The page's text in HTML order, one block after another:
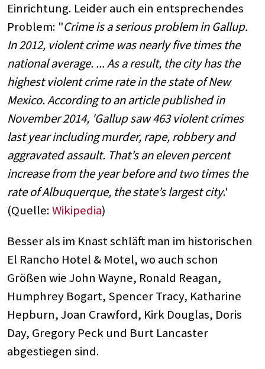
Einrichtung. Leider auch ein entsprechendes
Problem: "Crime is a serious problem in Gallup.
In 2012, violent crime was nearly five times the
national average. ... As a result, the city has the
highest violent crime rate in the state of New
Mexico. According to an article published in
November 2014, 'Gallup saw 463 violent crimes
last year including murder, rape, robbery and
aggravated assault. That’s an eleven percent
increase from the year before and two times the
rate of Albuquerque, the state’s largest city.'
(Quelle:Wikipedia)
Besser als im Knast schläft man im historischen
El Rancho Hotel & Motel, wo auch schon
Größen wie John Wayne, Ronald Reagan,
Humphrey Bogart, Spencer Tracy, Katharine
Hepburn, Joan Crawford, Kirk Douglas, Doris
Day, Gregory Peck und Burt Lancaster
abgestiegen sind.